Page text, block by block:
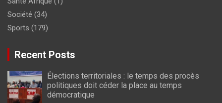
Société (34)
Sports (179)
Recent Posts
Élections territoriales : le temps des procès
politiques doit céder la place au temps
démocratique